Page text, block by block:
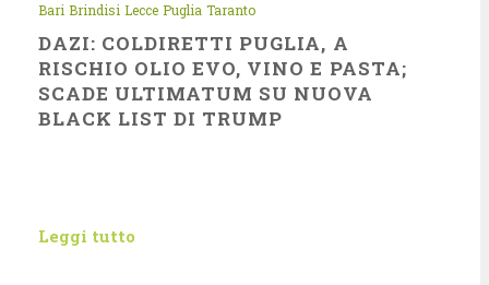
Bari Brindisi Lecce Puglia Taranto
DAZI: COLDIRETTI PUGLIA, A
RISCHIO OLIO EVO, VINO E PASTA;
SCADE ULTIMATUM SU NUOVA
BLACK LIST DI TRUMP
Leggi tutto